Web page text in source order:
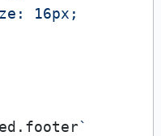
16px;
footer`